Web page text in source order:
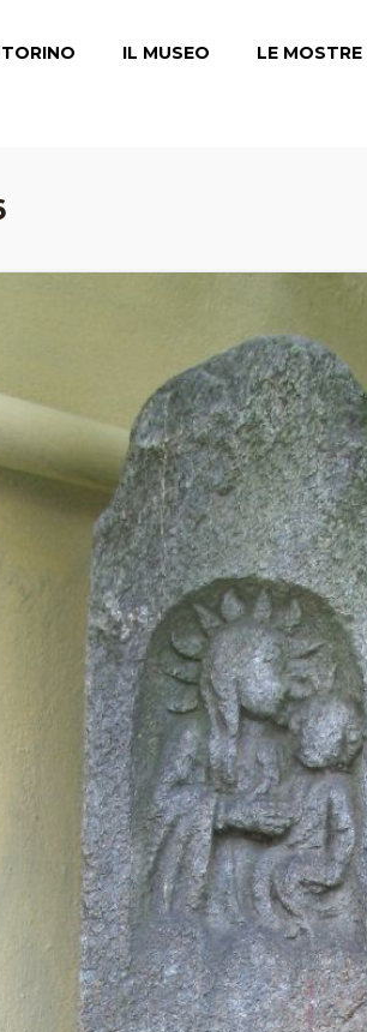
IL MUSEO LE MOSTRE